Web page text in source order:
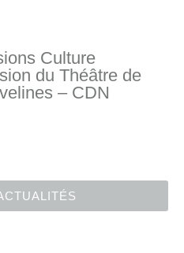
Culture
du Théâtre de
– CDN